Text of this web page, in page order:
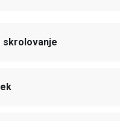
skrolovanje